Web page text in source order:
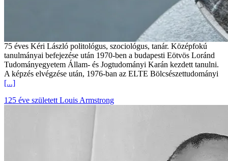
75 éves Kéri László politológus, szociológus, tanár. Középfokú
tanulmányai befejezése után 1970-ben a budapesti Eötvös Loránd
Tudományegyetem Állam- és Jogtudományi Karán kezdett tanulni.
A képzés elvégzése után, 1976-ban az ELTE Bölcsészettudományi
[...]
125 éve született Louis Armstrong